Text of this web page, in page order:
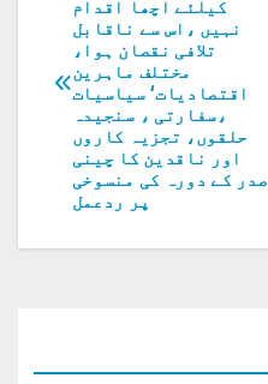
کیلئے اچھا اقدام
نہیں ،اس سے ناقابل
تلافی نقصان ہوا،
مختلف ماہرین
اقتصادیات‘ سیاسیات
،سفارتی ، سنجیدہ
حلقوں، تجزیہ کاروں
اور ناقدین کا چینی
صدر کے دورہ کی منسوخی
پر ردعمل